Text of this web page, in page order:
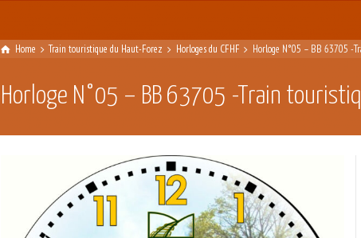
Home Train touristique du Haut-Forez Horloges du CFHF Horloge N°05 – BB 63705 -
Horloge N°05 – BB 63705 -Train